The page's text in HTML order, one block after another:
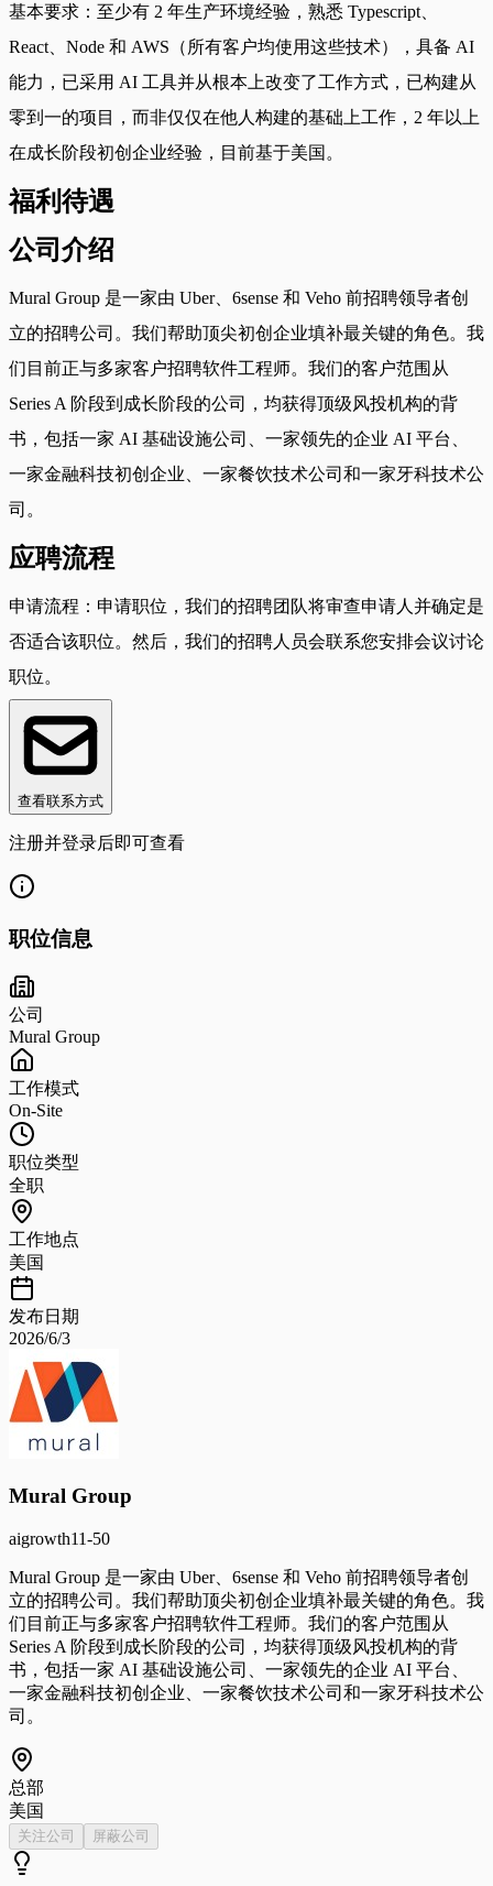
基本要求：至少有 2 年生产环境经验，熟悉 Typescript、
React、Node 和 AWS（所有客户均使用这些技术），具备 AI
能力，已采用 AI 工具并从根本上改变了工作方式，已构建从
零到一的项目，而非仅仅在他人构建的基础上工作，2 年以上
在成长阶段初创企业经验，目前基于美国。
福利待遇
公司介绍
Mural Group 是一家由 Uber、6sense 和 Veho 前招聘领导者创
立的招聘公司。我们帮助顶尖初创企业填补最关键的角色。我
们目前正与多家客户招聘软件工程师。我们的客户范围从
Series A 阶段到成长阶段的公司，均获得顶级风投机构的背
书，包括一家 AI 基础设施公司、一家领先的企业 AI 平台、
一家金融科技初创企业、一家餐饮技术公司和一家牙科技术公
司。
应聘流程
申请流程：申请职位，我们的招聘团队将审查申请人并确定是
否适合该职位。然后，我们的招聘人员会联系您安排会议讨论
职位。
查看联系方式
注册并登录后即可查看
职位信息
公司
Mural Group
工作模式
On-Site
职位类型
全职
工作地点
美国
发布日期
2026/6/3
Mural Group
aigrowth11-50
Mural Group 是一家由 Uber、6sense 和 Veho 前招聘领导者创
立的招聘公司。我们帮助顶尖初创企业填补最关键的角色。我
们目前正与多家客户招聘软件工程师。我们的客户范围从
Series A 阶段到成长阶段的公司，均获得顶级风投机构的背
书，包括一家 AI 基础设施公司、一家领先的企业 AI 平台、
一家金融科技初创企业、一家餐饮技术公司和一家牙科技术公
司。
总部
美国
关注公司 屏蔽公司